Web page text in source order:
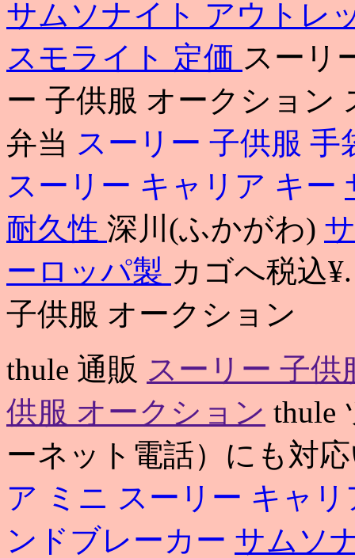
サムソナイト アウトレ
スモライト 定価 スーリ
ー 子供服 オークション
弁当 スーリー 子供服 手
スーリー キャリア キー
耐久性 深川(ふかがわ)
ーロッパ製 カゴへ税込
子供服 オークション
thule 通販 スーリー 子
供服 オークション thule
ーネット電話）にも対
ア ミニ スーリー キャ
ンドブレーカー サムソ